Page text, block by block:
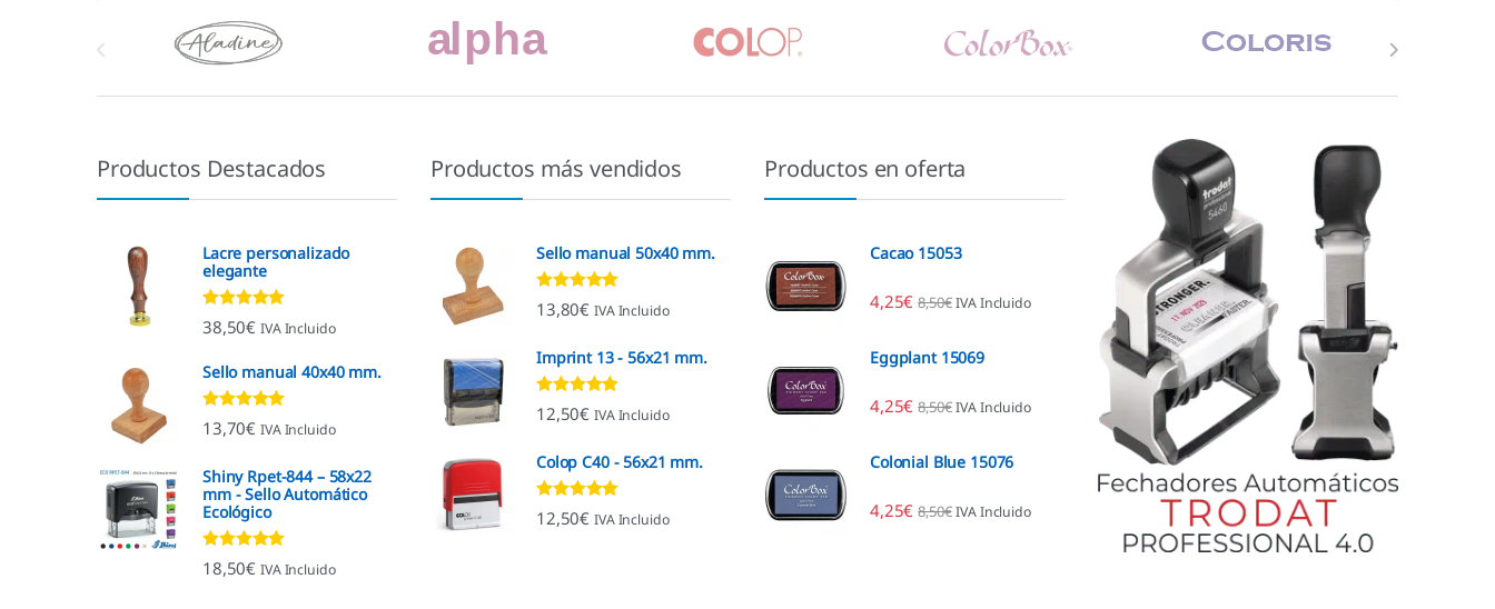
Marcas De Carrusel
Productos Destacados
Lacre personalizado
elegante
Valorado con
4.92de 5
38,50€ IVA Incluido
Sello manual 40x40 mm.
Valorado con
4.96de 5
13,70€ IVA Incluido
Shiny Rpet-844 – 58x22
mm - Sello Automático
Ecológico
Valorado con
4.96de 5
18,50€ IVA Incluido
Productos más vendidos
Sello manual 50x40 mm.
Valorado con
4.80de 5
13,80€ IVA Incluido
Imprint 13 - 56x21 mm.
Valorado con
4.96de 5
12,50€ IVA Incluido
Colop C40 - 56x21 mm.
Valorado con
4.88de 5
12,50€ IVA Incluido
Productos en oferta
Cacao 15053
4,25€ 8,50€ IVA Incluido
Eggplant 15069
4,25€ 8,50€ IVA Incluido
Colonial Blue 15076
4,25€ 8,50€ IVA Incluido